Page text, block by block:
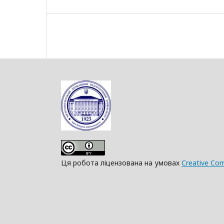
Ця робота ліцензована на умовах Creative